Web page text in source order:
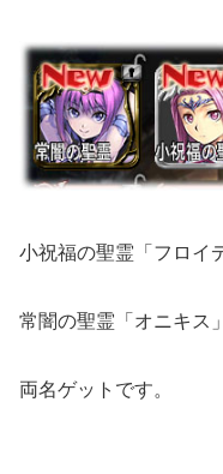
小祝福の聖霊「フロイ
常闇の聖霊「オニキス」
両名ゲットです。